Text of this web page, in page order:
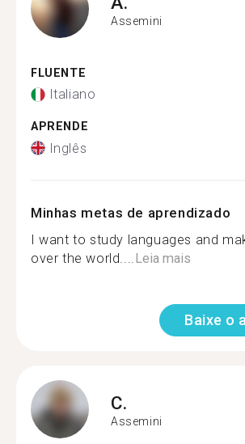
Assemini
FLUENTE
Italiano
APRENDE
Inglês
Minhas metas de aprendizado
I want to study languages and
over the world.... Leia mais
Baixe o
C.
Assemini